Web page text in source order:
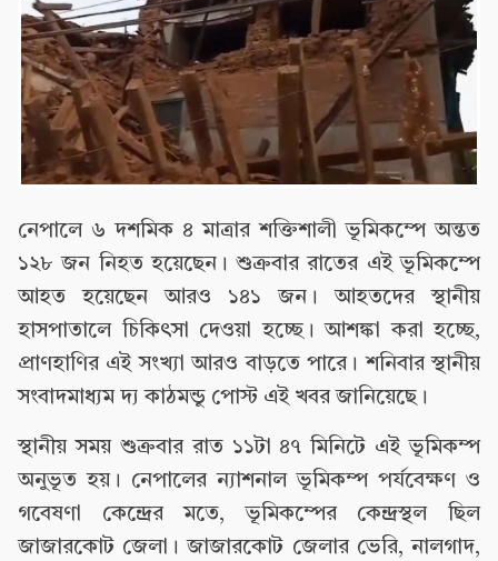
নেপালে ৬ দশমিক ৪ মাত্রার শক্তিশালী ভূমিকম্পে অন্তত
১২৮ জন নিহত হয়েছেন। শুক্রবার রাতের এই ভূমিকম্পে
আহত হয়েছেন আরও ১৪১ জন। আহতদের স্থানীয়
হাসপাতালে চিকিৎসা দেওয়া হচ্ছে। আশঙ্কা করা হচ্ছে,
প্রাণহাণির এই সংখ্যা আরও বাড়তে পারে। শনিবার স্থানীয়
সংবাদমাধ্যম দ্য কাঠমন্ডু পোস্ট এই খবর জানিয়েছে।
স্থানীয় সময় শুক্রবার রাত ১১টা ৪৭ মিনিটে এই ভূমিকম্প
অনুভূত হয়। নেপালের ন্যাশনাল ভূমিকম্প পর্যবেক্ষণ ও
গবেষণা কেন্দ্রের মতে, ভূমিকম্পের কেন্দ্রস্থল ছিল
জাজারকোট জেলা। জাজারকোট জেলার ভেরি, নালগাদ,